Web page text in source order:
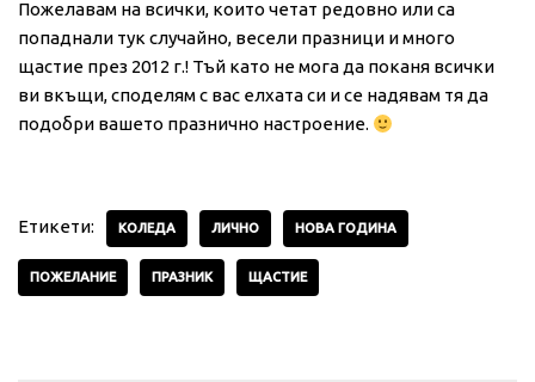
Пожелавам на всички, които четат редовно или са
попаднали тук случайно, весели празници и много
щастие през 2012 г.! Тъй като не мога да поканя всички
ви вкъщи, споделям с вас елхата си и се надявам тя да
подобри вашето празнично настроение.
Етикети: КОЛЕДА ЛИЧНО НОВА ГОДИНА
ПОЖЕЛАНИЕ ПРАЗНИК ЩАСТИЕ